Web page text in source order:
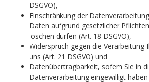
DSGVO),
Einschränkung der
Daten aufgrund gesetzlicher
löschen dürfen (Art. 18 DSGVO),
Widerspruch gegen die Verarbeitung
uns (Art. 21 DSGVO) und
Datenübertragbarkeit, sofern Sie in
Datenverarbeitung eingewilligt